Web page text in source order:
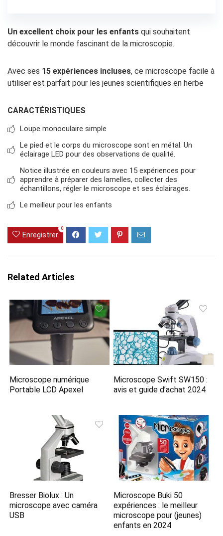
Un excellent choix pour les enfants qui souhaitent
découvrir le monde fascinant de la microscopie.
Avec ses 15 expériences incluses, ce microscope facile à
utiliser est parfait pour les jeunes scientifiques en herbe
CARACTÉRISTIQUES
Loupe monoculaire simple
Le pied et le corps du microscope sont en métal. Un
éclairage LED pour des observations de qualité.
Notice illustrée en couleurs avec 15 expériences pour
apprendre à préparer des lamelles, collecter des
échantillons, régler le microscope et ses éclairages.
Le meilleur pour les enfants
Enregistrer
0
Related Articles
Microscope numérique
Portable LCD Apexel
Microscope Swift SW150 :
avis et guide d’achat 2024
Bresser Biolux : Un
microscope avec caméra
USB
Microscope Buki 50
expériences : le meilleur
microscope pour (jeunes)
enfants en 2024